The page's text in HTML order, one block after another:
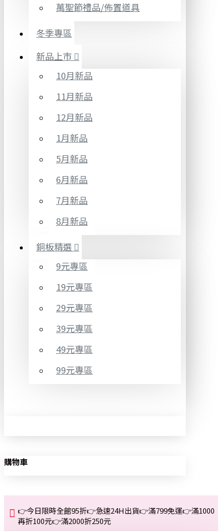
萬聖節禮品/佈置道具
冬季專區
新品上市
10月新品
11月新品
12月新品
1月新品
5月新品
6月新品
7月新品
8月新品
銅板精選
9元專區
19元專區
29元專區
39元專區
49元專區
99元專區
購物車
👉今日限時全館95折👉急速24H出貨👉滿799免運👉滿1000
再折100元👉滿2000折250元